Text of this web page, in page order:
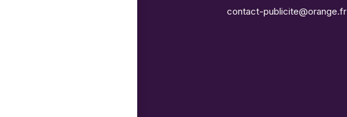
contact-publicite@orange.fr